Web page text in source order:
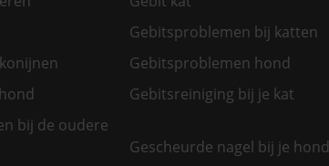
Gebitsproblemen bij katten
Gebitsproblemen hond
Gebitsreiniging bij je kat
bij de oudere
Gescheurde nagel bij je hond